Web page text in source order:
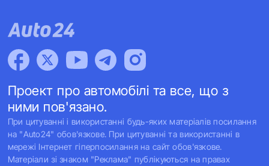
Проект про автомобілі та все, що з
ними пов'язано.
При цитуванні і використанні будь-яких матеріалів посилання
на "Auto24" обов'язкове. При цитуванні та використанні в
мережі Інтернет гіперпосилання на сайт обов'язкове.
Матеріали зі знаком "Реклама" публікуються на правах